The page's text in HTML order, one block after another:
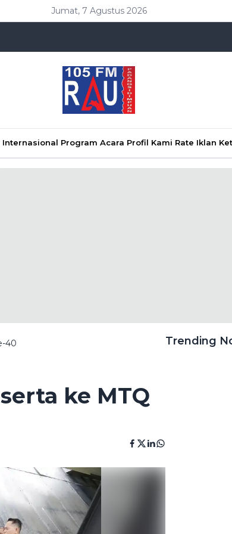
Jumat, 7 Agustus 2026
Internasional Program Acara Profil Kami Rate Iklan
40
ke MTQ
Trending